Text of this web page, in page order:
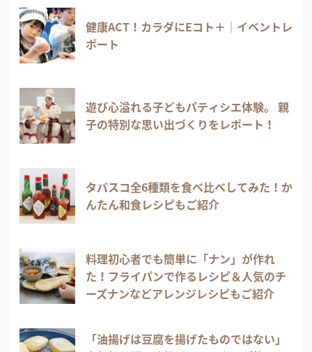
健康ACT！カラダにEコト＋｜イベントレ
ポート
遊び心溢れる子どもパティシエ体験。 親
子の特別な思い出づくりをレポート！
タバスコ全6種類を食べ比べしてみた！か
んたん和食レシピもご紹介
料理初心者でも簡単に「ナン」が作れ
た！フライパンで作るレシピ＆人気のチ
ーズナンなどアレンジレシピもご紹介
「油揚げは豆腐を揚げたものではない」